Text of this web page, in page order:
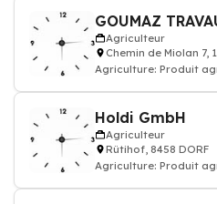
GOUMAZ
Agriculteur
Chemin de Miolan 7,
Agriculture: Produit
Holdi GmbH
Agriculteur
Rütihof, 8458 DORF
Agriculture: Produit